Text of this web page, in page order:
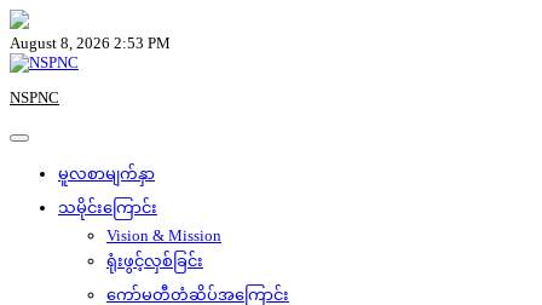
Skip
to
content
August 8, 2026 2:53 PM
NSPNC
မူလစာမျက်နှာ
သမိုင်းကြောင်း
Vision & Mission
ရုံးဖွင့်လှစ်ခြင်း
ကော်မတီတံဆိပ်အကြောင်း